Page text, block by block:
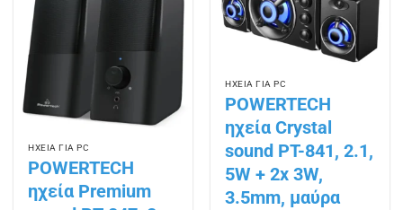
στην
λίστα
επιθυμιών
ΗΧΕΙΑ ΓΙΑ PC
POWERTECH
ηχεία Premium
Πρόσθήκη
στην
λίστα
επιθυμιών
ΗΧΕΙΑ ΓΙΑ PC
POWERTECH
ηχεία Crystal
sound PT-841, 2.1,
5W + 2x 3W,
3.5mm, μαύρα